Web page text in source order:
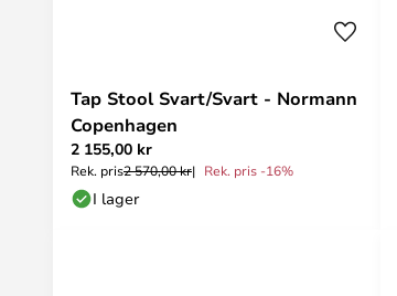
Tap Stool Svart/Svart - Normann
Copenhagen
2 155,00 kr
Rek. pris2 570,00 kr Rek. pris -16%
I lager